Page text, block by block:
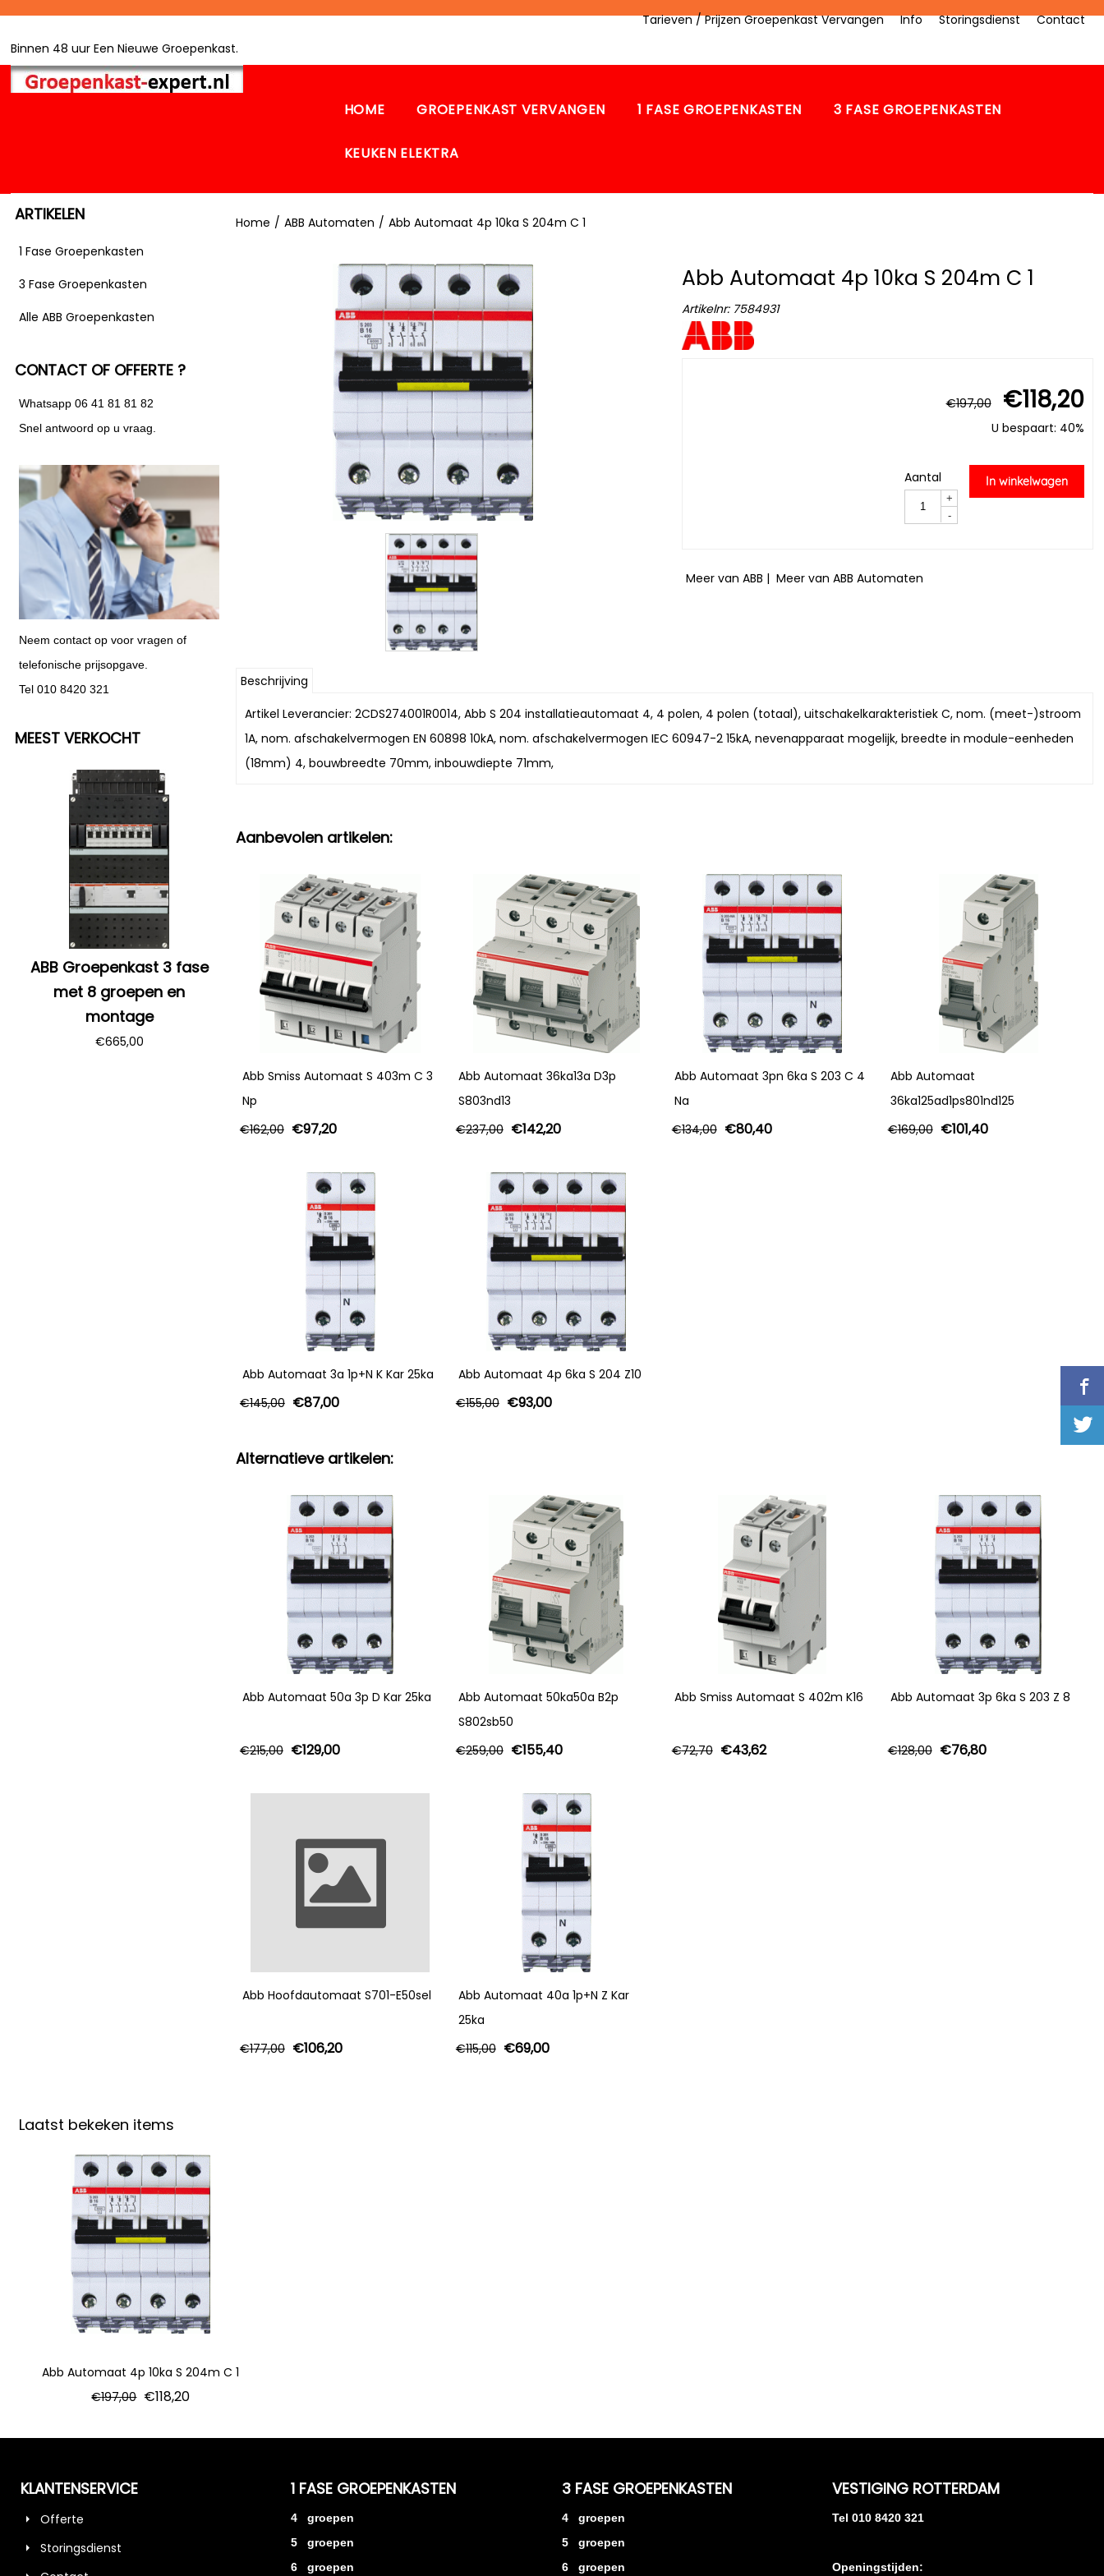
Binnen 48 uur Een Nieuwe Groepenkast.
Tarieven / Prijzen Groepenkast Vervangen Info Storingsdienst Contact
HOME GROEPENKAST VERVANGEN 1 FASE GROEPENKASTEN 3 FASE GROEPENKASTEN
KEUKEN ELEKTRA
ARTIKELEN
1 Fase Groepenkasten
3 Fase Groepenkasten
Alle ABB Groepenkasten
CONTACT OF OFFERTE ?
Whatsapp 06 41 81 81 82
Snel antwoord op u vraag.
Neem contact op voor vragen of
telefonische prijsopgave.
Tel 010 8420 321
MEEST VERKOCHT
ABB Groepenkast 3 fase
met 8 groepen en
montage
€665,00
Home / ABB Automaten / Abb Automaat 4p 10ka S 204m C 1
Abb Automaat 4p 10ka S 204m C 1
Artikelnr: 7584931
€197,00 €118,20
U bespaart: 40%
Aantal
+
-
In winkelwagen
Meer van ABB | Meer van ABB Automaten
Beschrijving
Artikel Leverancier: 2CDS274001R0014, Abb S 204 installatieautomaat 4, 4 polen, 4 polen (totaal), uitschakelkarakteristiek C, nom. (meet-)stroom
1A, nom. afschakelvermogen EN 60898 10kA, nom. afschakelvermogen IEC 60947-2 15kA, nevenapparaat mogelijk, breedte in module-eenheden
(18mm) 4, bouwbreedte 70mm, inbouwdiepte 71mm,
Aanbevolen artikelen:
Abb Smiss Automaat S 403m C 3
Np
€162,00 €97,20
Abb Automaat 36ka13a D3p
S803nd13
€237,00 €142,20
Abb Automaat 3pn 6ka S 203 C 4
Na
€134,00 €80,40
Abb Automaat
36ka125ad1ps801nd125
€169,00 €101,40
Abb Automaat 3a 1p+N K Kar 25ka
€145,00 €87,00
Abb Automaat 4p 6ka S 204 Z10
€155,00 €93,00
Alternatieve artikelen:
Abb Automaat 50a 3p D Kar 25ka
€215,00 €129,00
Abb Automaat 50ka50a B2p
S802sb50
€259,00 €155,40
Abb Smiss Automaat S 402m K16
€72,70 €43,62
Abb Automaat 3p 6ka S 203 Z 8
€128,00 €76,80
Abb Hoofdautomaat S701-E50sel
€177,00 €106,20
Abb Automaat 40a 1p+N Z Kar
25ka
€115,00 €69,00
Laatst bekeken items
Abb Automaat 4p 10ka S 204m C 1
€197,00 €118,20
KLANTENSERVICE
Offerte
Storingsdienst
1 FASE GROEPENKASTEN
4 groepen
5 groepen
6 groepen
3 FASE GROEPENKASTEN
4 groepen
5 groepen
6 groepen
VESTIGING ROTTERDAM
Tel 010 8420 321
Openingstijden: